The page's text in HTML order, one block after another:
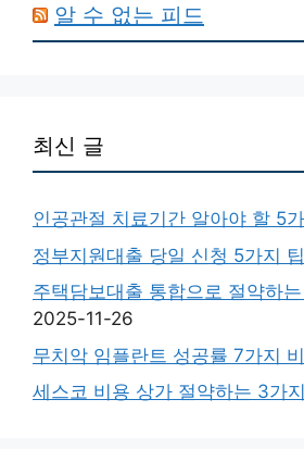
알 수 없는 피드
최신 글
인공관절 치료기간 알아야 할 5
정부지원대출 당일 신청 5가지
주택담보대출 통합으로 절약하
2025-11-26
무치악 임플란트 성공률 7가지
세스코 비용 상가 절약하는 3가